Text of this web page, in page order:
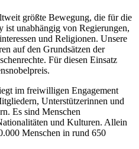
größte Bewegung, die für die
ist unabhängig von Regierungen,
und Religionen. Unsere
auf den Grundsätzen der
Für diesen Einsatz
im freiwilligen Engagement
Unterstützerinnen und
Es sind Menschen
und Kulturen. Allein
Menschen in rund 650